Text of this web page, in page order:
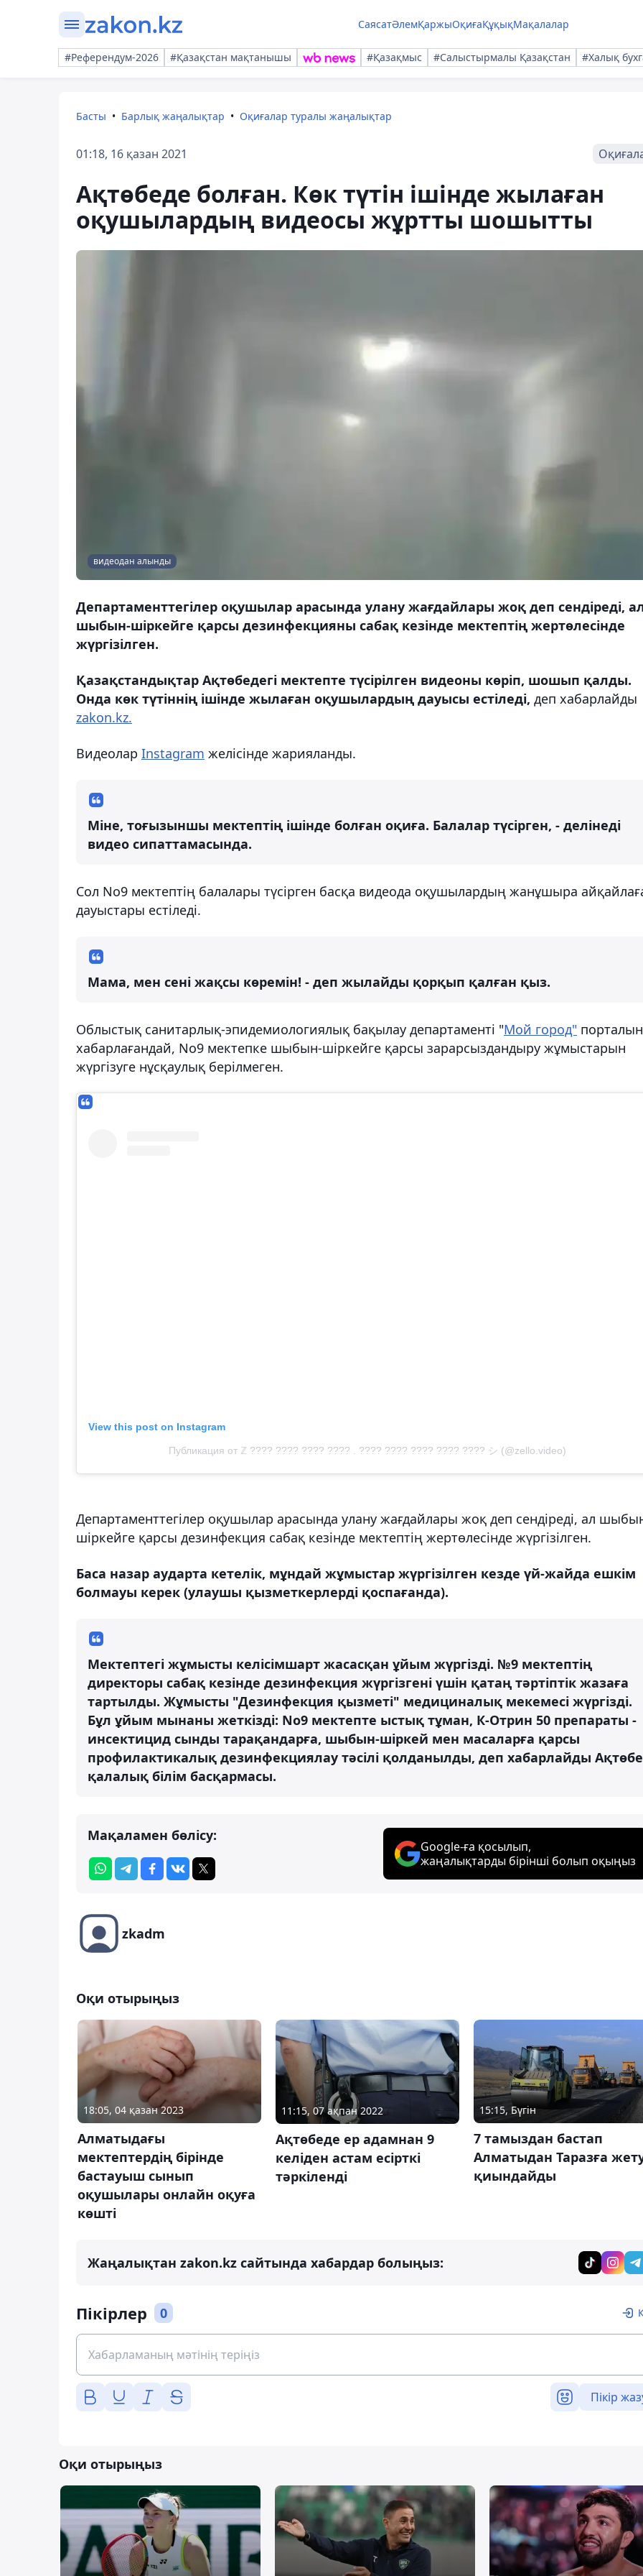
СаясатӘлемҚаржыОқиғаҚұқықМақалалар
#Референдум-2026 #Қазақстан мақтанышы #Қазақмыс #Салыстырмалы Қазақстан #Халық
Басты Барлық жаңалықтар Оқиғалар туралы жаңалықтар
01:18, 16 қазан 2021
Ақтөбеде болған. Көк түтін ішінде жылаған
оқушылардың видеосы жұртты шошытты
видеодан алынды
Департаменттегілер оқушылар арасында улану жағдайлары жоқ деп сендіреді,
шыбын-шіркейге қарсы дезинфекцияны сабақ кезінде мектептің жертөлесінде
жүргізілген.
Қазақстандықтар Ақтөбедегі мектепте түсірілген видеоны көріп, шошып қалды.
Онда көк түтіннің ішінде жылаған оқушылардың дауысы естіледі, деп хабарлайды
zakon.kz.
Видеолар Instagram желісінде жарияланды.
Міне, тоғызыншы мектептің ішінде болған оқиға. Балалар түсірген, - делінеді
видео сипаттамасында.
Сол No9 мектептің балалары түсірген басқа видеода оқушылардың жанұшыра
дауыстары естіледі.
Мама, мен сені жақсы көремін! - деп жылайды қорқып қалған қыз.
Облыстық санитарлық-эпидемиологиялық бақылау департаменті "Мой город"
хабарлағандай, No9 мектепке шыбын-шіркейге қарсы зарарсыздандыру жұмыстарын
жүргізуге нұсқаулық берілмеген.
View this post on Instagram
Публикация от ℤ ???? ???? ???? ???? . ???? ???? ???? ???? ???? シ (@zello.video)
Департаменттегілер оқушылар арасында улану жағдайлары жоқ деп сендіреді, ал
шіркейге қарсы дезинфекция сабақ кезінде мектептің жертөлесінде жүргізілген.
Баса назар аударта кетелік, мұндай жұмыстар жүргізілген кезде үй-жайда ешкім
болмауы керек (улаушы қызметкерлерді қоспағанда).
Мектептегі жұмысты келісімшарт жасасқан ұйым жүргізді. №9 мектептің
директоры сабақ кезінде дезинфекция жүргізгені үшін қатаң тәртіптік жазаға
тартылды. Жұмысты "Дезинфекция қызметі" медициналық мекемесі жүргізді.
Бұл ұйым мынаны жеткізді: No9 мектепте ыстық тұман, К-Отрин 50 препараты -
инсектицид сынды тарақандарға, шыбын-шіркей мен масаларға қарсы
профилактикалық дезинфекциялау тәсілі қолданылды, деп хабарлайды Ақтөбе
қалалық білім басқармасы.
Мақаламен бөлісу:
Google-ға қосылып,
жаңалықтарды бірінші болып оқыңыз
zkadm
Оқи отырыңыз
18:05, 04 қазан 2023
Алматыдағы
мектептердің бірінде
бастауыш сынып
оқушылары онлайн оқуға
көшті
11:15, 07 ақпан 2022
Ақтөбеде ер адамнан 9
келіден астам есірткі
тәркіленді
15:15, Бүгін
7 тамыздан бастап
Алматыдан Таразға
қиындайды
Жаңалықтан zakon.kz сайтында хабардар болыңыз:
Пікірлер 0
Пікір
Оқи отырыңыз